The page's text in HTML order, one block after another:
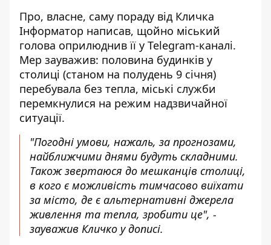
Про, власне, саму пораду від Кличка
Інформатор написав, щойно міський
голова оприлюднив її у Telegram-каналі.
Мер зауважив: половина будинків у
столиці (станом на полудень 9 січня)
перебувала без тепла, міські служби
перемкнулися на режим надзвичайної
ситуації.
"Погодні умови, нажаль, за прогнозами,
найближчими днями будуть складними.
Також звертаюся до мешканців столиці,
в кого є можливість тимчасово виїхати
за місто, де є альтернативні джерела
живлення та тепла, зробити це", -
зауважив Кличко у дописі.